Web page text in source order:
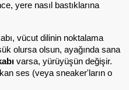
yere nasıl bastıklarına
vücut dilinin noktalama
olursa olsun, ayağında sana
varsa, yürüyüşün değişir.
ses (veya sneaker'ların o